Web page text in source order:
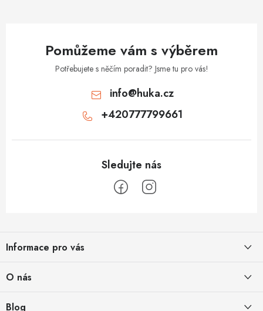
Pomůžeme vám s výběrem
Potřebujete s něčím poradit? Jsme tu pro vás!
info@huka.cz
+420777799661
pInformace pro vás
O nás
Blog